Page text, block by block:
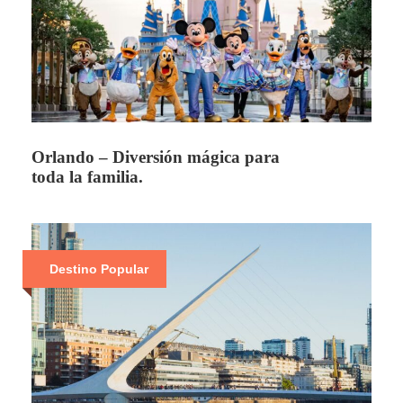
Puedes reservar fácilmente a través de
nuestros diferentes canales de atención.
Contáctanos por WhatsApp, llamada telefónica,
correo electrónico o directamente desde nuestro
sitio web. Uno de nuestros asesores te guiará
tipo de alojamiento y servicios incluidos. Una
vez confirmados los detalles, recibirás un
necesaria para formalizar tu reserva.
Faq 2
¿Cuáles son los métodos de pago que
aceptan?
En Summers Tours aceptamos diversas formas
de pago para tu comodidad: transferencias
Orlando – Diversión mágica para
toda la familia.
Destino Popular